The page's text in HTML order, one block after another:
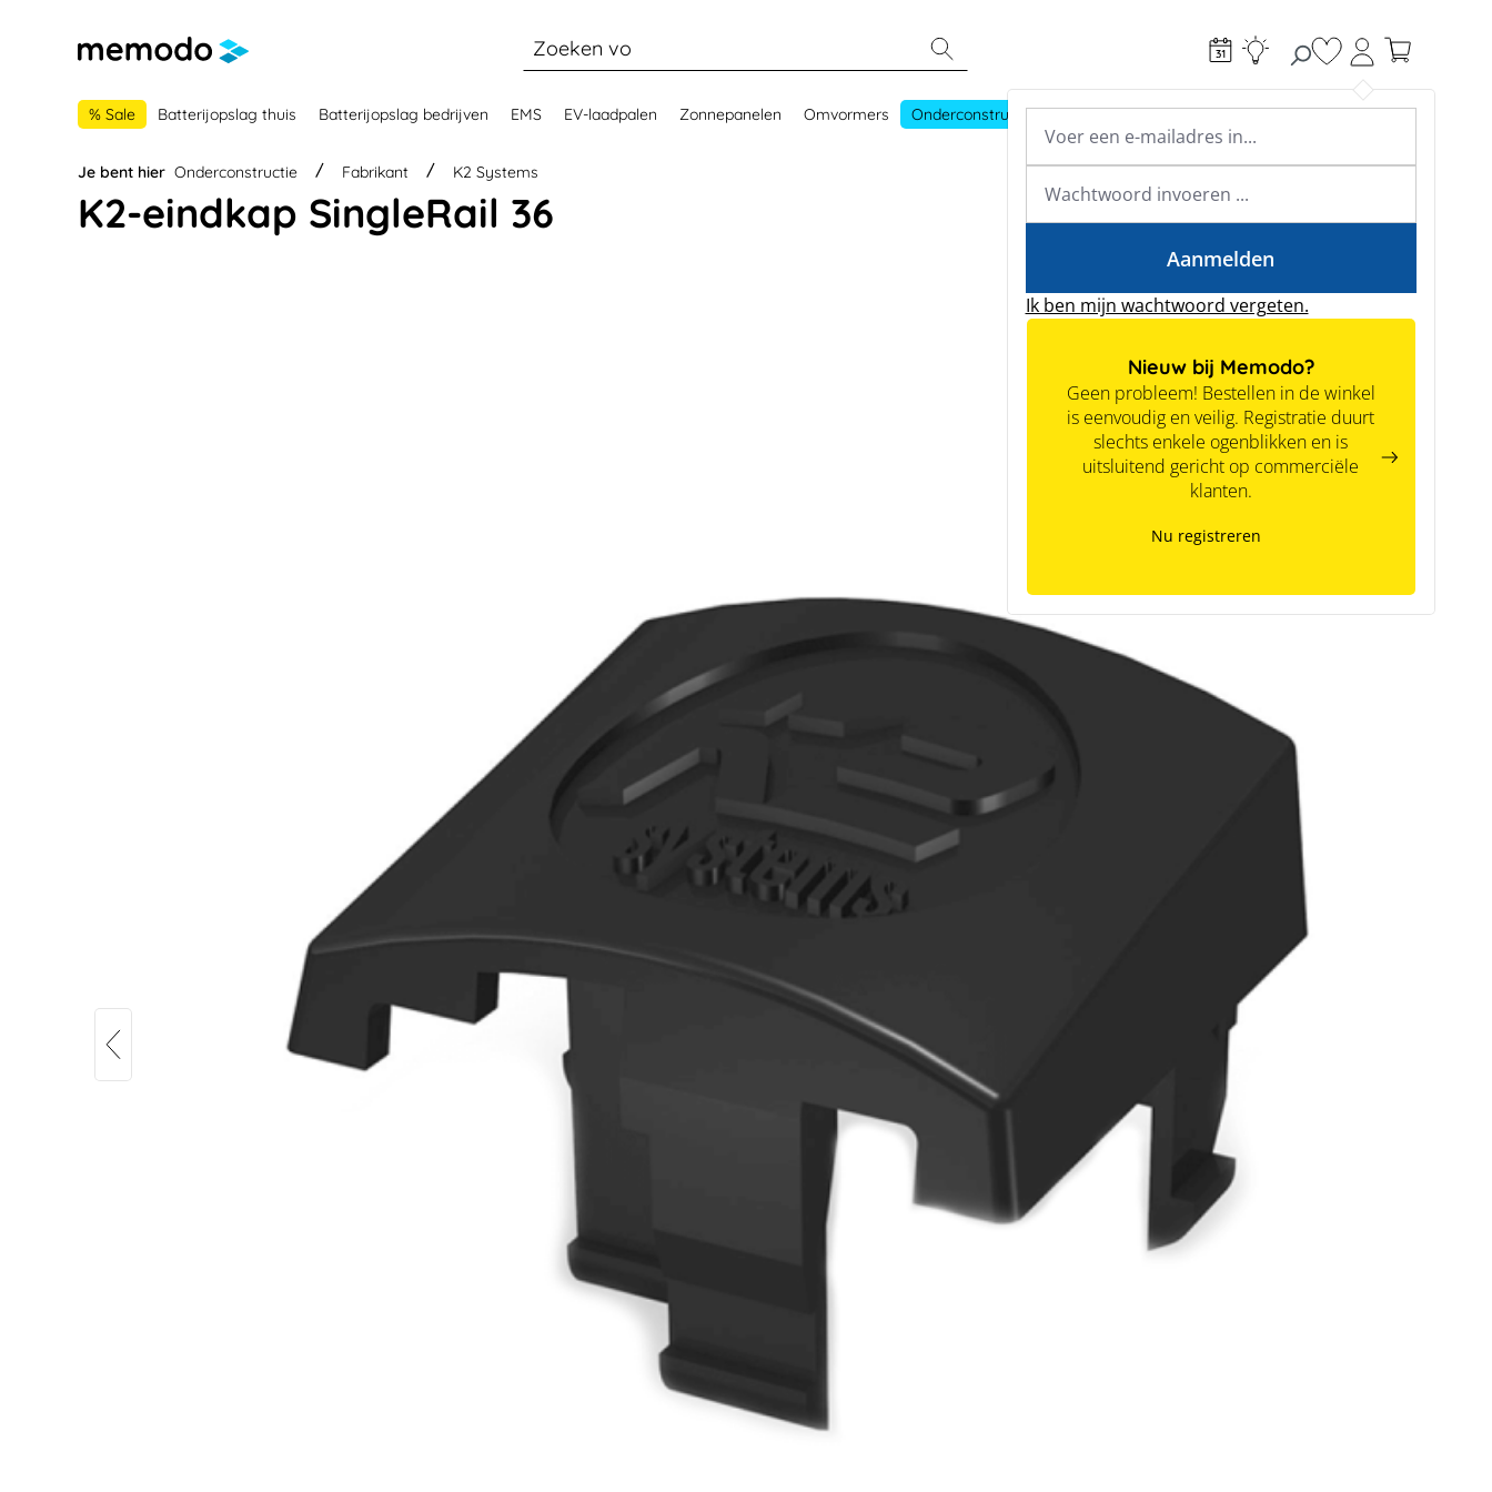
Academy & webinars
Expertkennis
Tools
Je hebt 0 items op
Ik ben mijn wachtwoord vergeten.
Aanmelden
Nieuw bij Memodo?
Geen probleem! Bestellen in de winkel
is eenvoudig en veilig. Registratie duurt
slechts enkele ogenblikken en is
uitsluitend gericht op commerciële
klanten.
Nu registreren
% Sale Batterijopslag thuis Batterijopslag bedrijven EMS EV-laadpalen Zonnepanelen Omvormers Onderconstructie Toebehoren
Je bent hier Onderconstructie Fabrikant K2 Systems
K2-eindkap SingleRail 36
K2-eindkap SingleRail 36